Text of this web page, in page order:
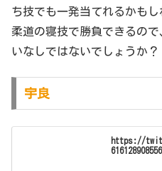
ち技でも一発当てれるかも
柔道の寝技で勝負できるの
いなしではないでしょうか？
宇良
https://